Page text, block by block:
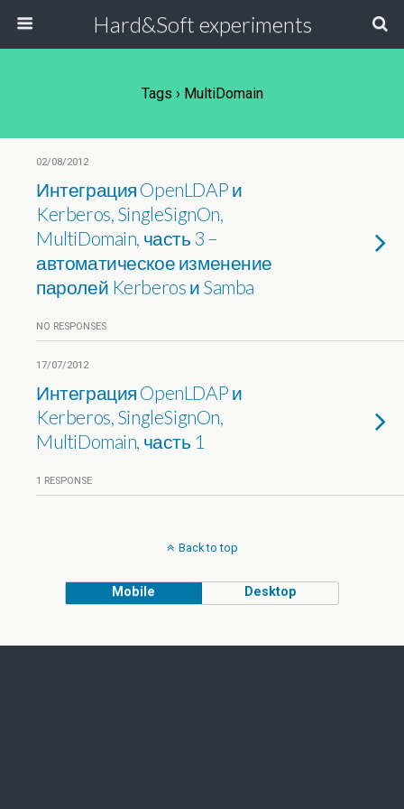
Hard&Soft experiments
Tags › MultiDomain
02/08/2012
Интеграция OpenLDAP и
Kerberos, SingleSignOn,
MultiDomain, часть 3 –
автоматическое изменение
паролей Kerberos и Samba
NO RESPONSES
17/07/2012
Интеграция OpenLDAP и
Kerberos, SingleSignOn,
MultiDomain, часть 1
1 RESPONSE
Back to top
Mobile Desktop